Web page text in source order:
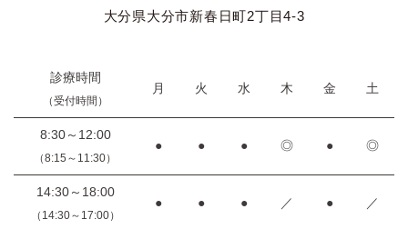
大分県大分市新春日町2丁目4-3
診療時間
（受付時間）
月 火 水 木 金 土
8:30～12:00
（8:15～11:30）
● ● ● ◎ ● ◎
14:30～18:00
（14:30～17:00）
● ● ● ／ ● ／